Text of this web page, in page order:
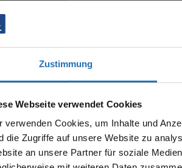
Zustimmung
Webseite verwendet Cookies
verwenden Cookies, um Inhalte und
die Zugriffe auf unsere Website zu
an unsere Partner für soziale
therapeutisches Fachgebiet,
die darauf abzielen,
im Alltag zu unterstützen.